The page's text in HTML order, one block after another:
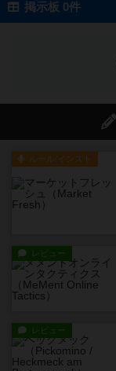
掲示板 0件
ルール/インスト
レビュー
レビュー